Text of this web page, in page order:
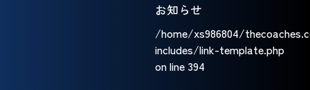
お知らせ
/home/xs986804/
includes/link-template.php
on line 394